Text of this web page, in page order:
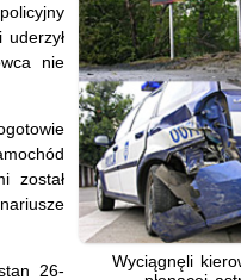
Wyciągnęli
nie
został
26-